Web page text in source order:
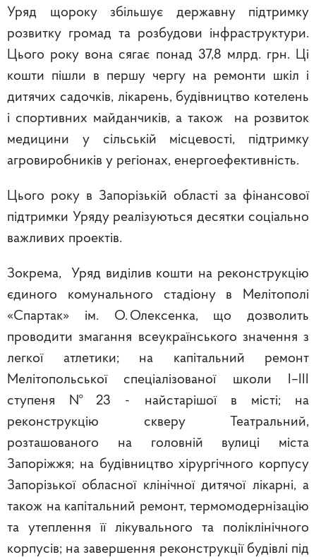
Уряд щороку збільшує державну підтримку
розвитку громад та розбудови інфраструктури.
Цього року вона сягає понад 37,8 млрд. грн. Ці
кошти пішли в першу чергу на ремонти шкіл і
дитячих садочків, лікарень, будівництво котелень
і спортивних майданчиків, а також на розвиток
медицини у сільській місцевості, підтримку
агровиробників у регіонах, енергоефективність.
Цього року в Запорізькій області за фінансової
підтримки Уряду реалізуються десятки соціально
важливих проектів.
Зокрема, Уряд виділив кошти на реконструкцію
єдиного комунального стадіону в Мелітополі
«Спартак» ім. О. Олексенка, що дозволить
проводити змагання всеукраїнського значення з
легкої атлетики; на капітальний ремонт
Мелітопольської спеціалізованої школи I–III
ступеня № 23 - найстарішої в місті; на
реконструкцію скверу Театральний,
розташованого на головній вулиці міста
Запоріжжя; на будівництво хірургічного корпусу
Запорізької обласної клінічної дитячої лікарні, а
також на капітальний ремонт, термомодернізацію
та утеплення її лікувального та поліклінічного
корпусів; на завершення реконструкції будівлі під